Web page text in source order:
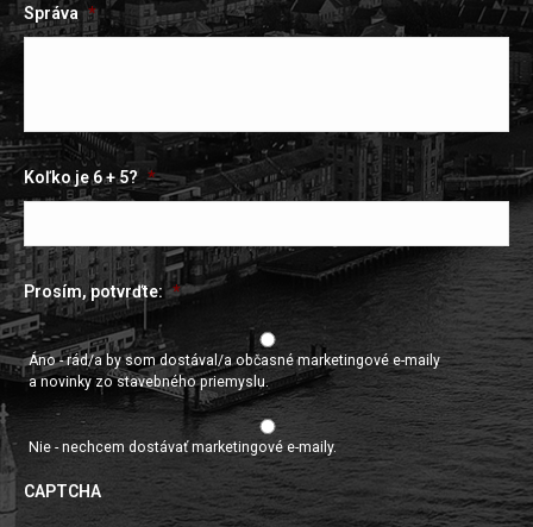
Správa *
Koľko je 6 + 5? *
Prosím, potvrďte: *
Áno - rád/a by som dostával/a občasné marketingové e-maily
a novinky zo stavebného priemyslu.
Nie - nechcem dostávať marketingové e-maily.
CAPTCHA